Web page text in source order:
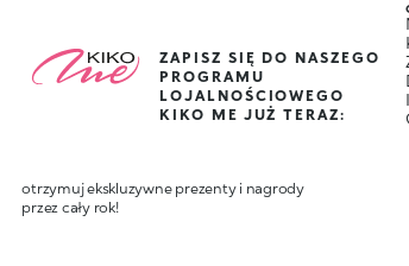
ZAPISZ SIĘ DO NASZEGO
PROGRAMU
LOJALNOŚCIOWEGO
KIKO ME JUŻ TERAZ:
otrzymuj ekskluzywne prezenty i nagrody
przez cały rok!